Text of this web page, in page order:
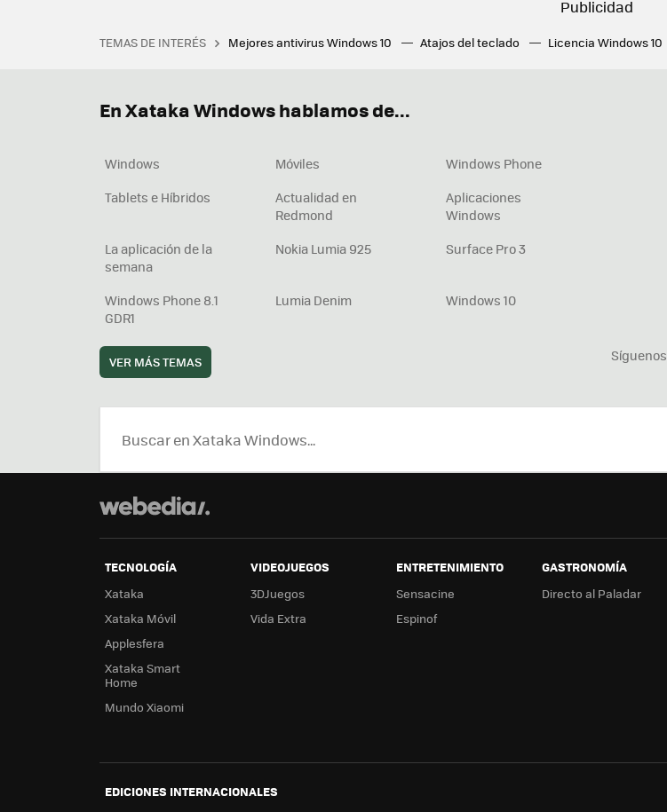
TEMAS DE INTERÉS Mejores antivirus Windows 10 Atajos del teclado Licencia Windows 10
Síguenos
En Xataka Windows hablamos de...
Windows Móviles
Windows Phone
Tablets e Híbridos
Actualidad en
Redmond
Aplicaciones
Windows
La aplicación de la
semana
Nokia Lumia 925 Surface Pro 3
Windows Phone 8.1
GDR1
Lumia Denim Windows 10
VER MÁS TEMAS
TECNOLOGÍA
Xataka
Xataka Móvil
Applesfera
Xataka Smart
Home
Mundo Xiaomi
VIDEOJUEGOS
3DJuegos
Vida Extra
ENTRETENIMIENTO
Sensacine
Espinof
GASTRONOMÍA
Directo al Paladar
EDICIONES INTERNACIONALES